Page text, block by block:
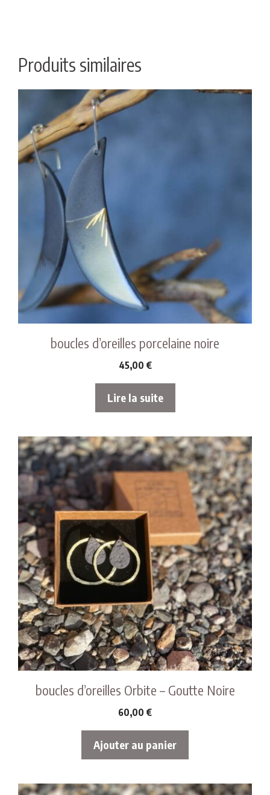
Produits similaires
boucles d’oreilles porcelaine noire
45,00 €
Lire la suite
boucles d’oreilles Orbite – Goutte Noire
60,00 €
Ajouter au panier